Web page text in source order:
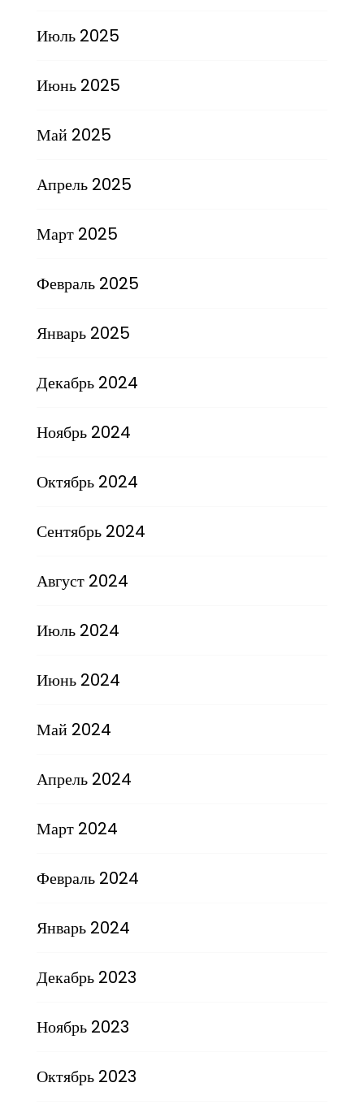
Июль 2025
Июнь 2025
Май 2025
Апрель 2025
Март 2025
Февраль 2025
Январь 2025
Декабрь 2024
Ноябрь 2024
Октябрь 2024
Сентябрь 2024
Август 2024
Июль 2024
Июнь 2024
Май 2024
Апрель 2024
Март 2024
Февраль 2024
Январь 2024
Декабрь 2023
Ноябрь 2023
Октябрь 2023